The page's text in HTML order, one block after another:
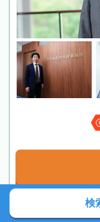
検